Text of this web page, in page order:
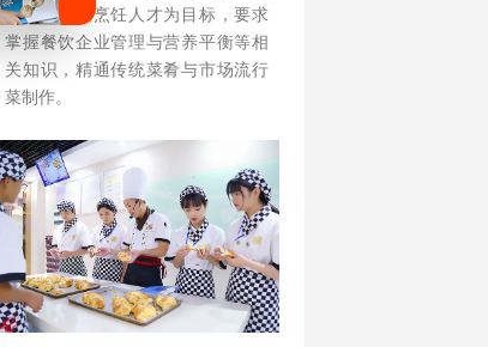
厨、中高级烹饪人才为目标，要求
掌握餐饮企业管理与营养平衡等相
关知识，精通传统菜肴与市场流行
菜制作。